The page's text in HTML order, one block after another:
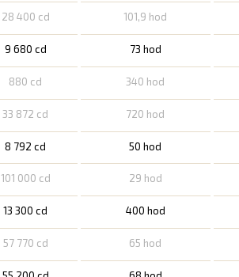
28 400 cd 101,9 hod
9 680 cd 73 hod
880 cd 340 hod
33 872 cd 720 hod
8 792 cd 50 hod
101 000 cd 29 hod
13 300 cd 400 hod
57 770 cd 65 hod